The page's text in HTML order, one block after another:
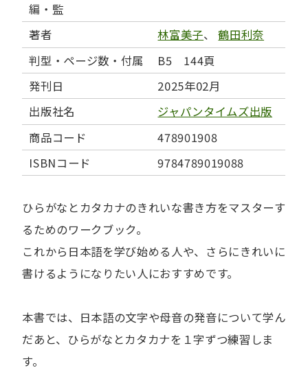
編・監
著者
林富美子、鶴田利奈
判型・ページ数・付属
B5 144頁
発刊日
2025年02月
出版社名
ジャパンタイムズ出版
商品コード
478901908
ISBNコード
9784789019088
ひらがなとカタカナのきれいな書き方をマスターす
るためのワークブック。
これから日本語を学び始める人や、さらにきれいに
書けるようになりたい人におすすめです。
本書では、日本語の文字や母音の発音について学ん
だあと、ひらがなとカタカナを１字ずつ練習しま
す。